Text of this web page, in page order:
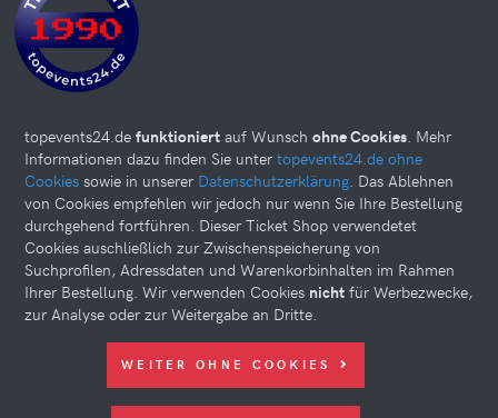
Diese Website kann Cookies verwenden. Bitte nehmen Sie weiter
unten Ihre Einstellungen vor.
© 2026 topevents24.de. All rights reserved.
topevents24.de funktioniert auf Wunsch ohne Cookies. Mehr
Informationen dazu finden Sie unter topevents24.de ohne
Cookies sowie in unserer Datenschutzerklärung. Das Ablehnen
von Cookies empfehlen wir jedoch nur wenn Sie Ihre Bestellung
durchgehend fortführen. Dieser Ticket Shop verwendetet
Cookies auschließlich zur Zwischenspeicherung von
Suchprofilen, Adressdaten und Warenkorbinhalten im Rahmen
Ihrer Bestellung. Wir verwenden Cookies nicht für Werbezwecke,
zur Analyse oder zur Weitergabe an Dritte.
WEITER OHNE COOKIES